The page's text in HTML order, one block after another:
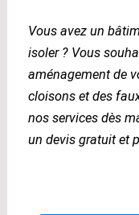
Vous avez un
isoler ? Vous
aménagement de
cloisons et des
nos services dès
un devis gratuit et